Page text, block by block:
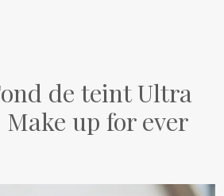
de teint Ultra
up for ever